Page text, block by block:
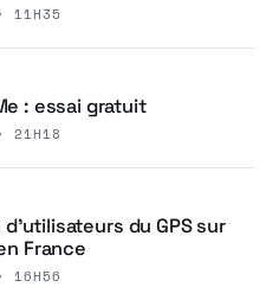
11H35
: essai gratuit
21H18
d’utilisateurs du GPS sur
France
16H56